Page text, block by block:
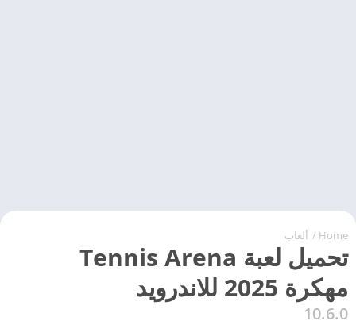
Home
/ ألعاب
تحميل لعبة Tennis Arena
مهكرة 2025 للاندرويد
10.6.0